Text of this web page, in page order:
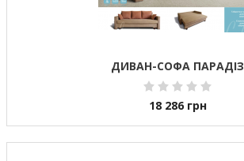
ДИВАН-СОФА ПАРАДІЗ
18 286 грн